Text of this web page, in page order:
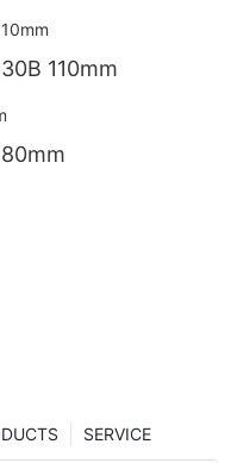
110mm
SERVICE